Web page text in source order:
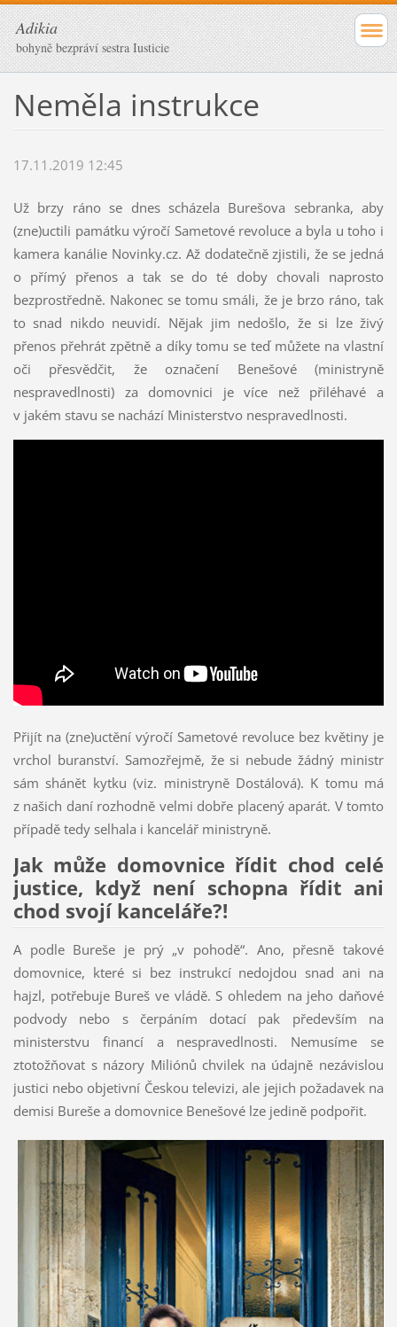
Adikia
bohyně bezpráví sestra Iusticie
Neměla instrukce
17.11.2019 12:45
Už brzy ráno se dnes scházela Burešova sebranka, aby
(zne)uctili památku výročí Sametové revoluce a byla u toho i
kamera kanálie Novinky.cz. Až dodatečně zjistili, že se jedná
o přímý přenos a tak se do té doby chovali naprosto
bezprostředně. Nakonec se tomu smáli, že je brzo ráno, tak
to snad nikdo neuvidí. Nějak jim nedošlo, že si lze živý
přenos přehrát zpětně a díky tomu se teď můžete na vlastní
oči přesvědčit, že označení Benešové (ministryně
nespravedlnosti) za domovnici je více než přiléhavé a
v jakém stavu se nachází Ministerstvo nespravedlnosti.
Přijít na (zne)uctění výročí Sametové revoluce bez květiny je
vrchol buranství. Samozřejmě, že si nebude žádný ministr
sám shánět kytku (viz. ministryně Dostálová). K tomu má
z našich daní rozhodně velmi dobře placený aparát. V tomto
případě tedy selhala i kancelář ministryně.
Jak může domovnice řídit chod celé
justice, když není schopna řídit ani
chod svojí kanceláře?!
A podle Bureše je prý „v pohodě“. Ano, přesně takové
domovnice, které si bez instrukcí nedojdou snad ani na
hajzl, potřebuje Bureš ve vládě. S ohledem na jeho daňové
podvody nebo s čerpáním dotací pak především na
ministerstvu financí a nespravedlnosti. Nemusíme se
ztotožňovat s názory Miliónů chvilek na údajně nezávislou
justici nebo objetivní Českou televizi, ale jejich požadavek na
demisi Bureše a domovnice Benešové lze jedině podpořit.